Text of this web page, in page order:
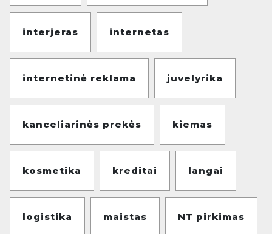
interjeras internetas
internetinė reklama juvelyrika
kanceliarinės prekės kiemas
kosmetika kreditai langai
logistika maistas NT pirkimas